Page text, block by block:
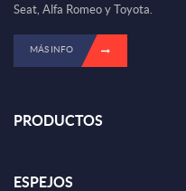
Seat, Alfa Romeo y Toyota.
MÁS INFO
PRODUCTOS
ESPEJOS